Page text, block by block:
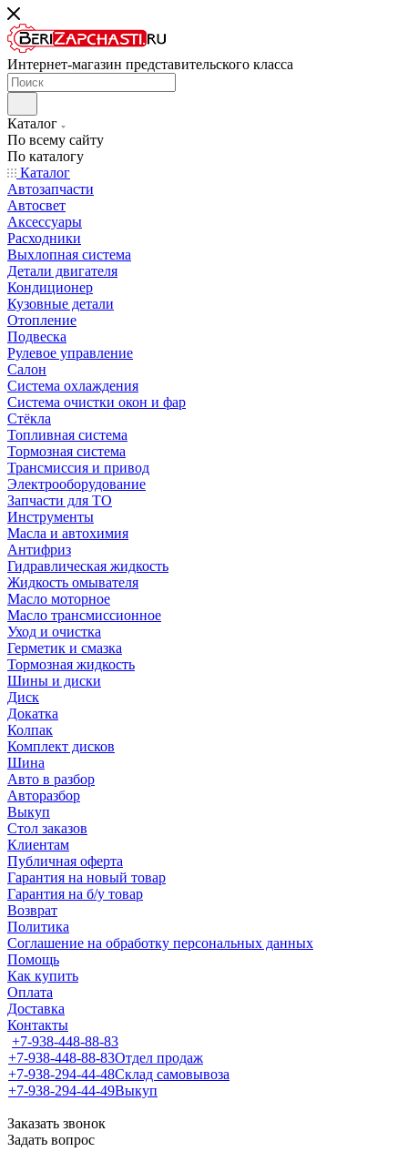
Интернет-магазин представительского класса
Каталог
По всему сайту
По каталогу
Каталог
Автозапчасти
Автосвет
Аксессуары
Расходники
Выхлопная система
Детали двигателя
Кондиционер
Кузовные детали
Отопление
Подвеска
Рулевое управление
Салон
Система охлаждения
Система очистки окон и фар
Стёкла
Топливная система
Тормозная система
Трансмиссия и привод
Электрооборудование
Запчасти для ТО
Инструменты
Масла и автохимия
Антифриз
Гидравлическая жидкость
Жидкость омывателя
Масло моторное
Масло трансмиссионное
Уход и очистка
Герметик и смазка
Тормозная жидкость
Шины и диски
Диск
Докатка
Колпак
Комплект дисков
Шина
Авто в разбор
Авторазбор
Выкуп
Стол заказов
Клиентам
Публичная оферта
Гарантия на новый товар
Гарантия на б/у товар
Возврат
Политика
Соглашение на обработку персональных данных
Помощь
Как купить
Оплата
Доставка
Контакты
+7-938-448-88-83
+7-938-448-88-83Отдел продаж
+7-938-294-44-48Склад самовывоза
+7-938-294-44-49Выкуп
Заказать звонок
Задать вопрос